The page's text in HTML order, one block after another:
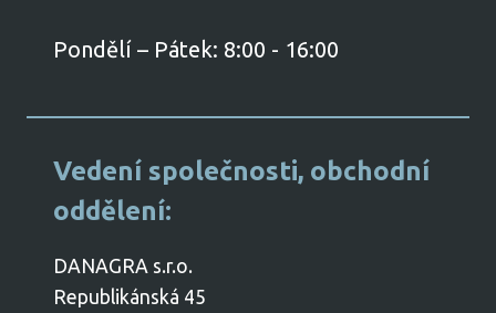
​Pondělí – Pátek: 8:00 - 16:00
​Vedení společnosti, obchodní
oddělení:
DANAGRA s.r.o.
Republikánská 45